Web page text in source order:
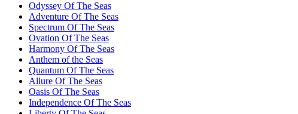
Odyssey Of The Seas
Adventure Of The Seas
Spectrum Of The Seas
Ovation Of The Seas
Harmony Of The Seas
Anthem of the Seas
Quantum Of The Seas
Allure Of The Seas
Oasis Of The Seas
Independence Of The Seas